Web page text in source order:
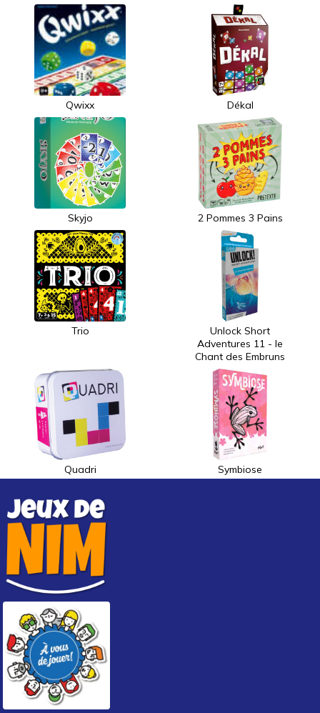
Qwixx Dékal
Skyjo 2 Pommes 3 Pains
Trio
Unlock Short
Adventures 11 - le
Chant des Embruns
Quadri Symbiose